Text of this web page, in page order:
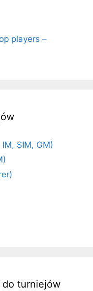
players –
IM, SIM, GM)
turniejów